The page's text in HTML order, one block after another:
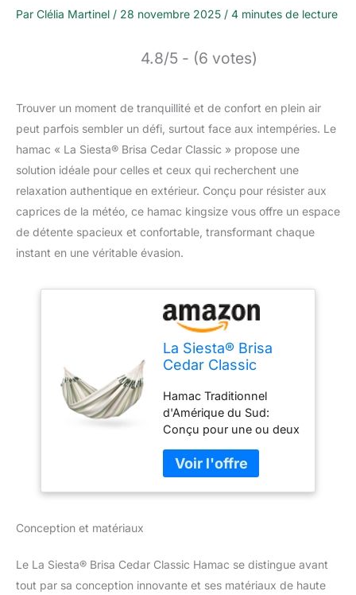
Par Clélia Martinel / 28 novembre 2025 / 4 minutes de lecture
4.8/5 - (6 votes)
Trouver un moment de tranquillité et de confort en plein air
peut parfois sembler un défi, surtout face aux intempéries. Le
hamac « La Siesta® Brisa Cedar Classic » propose une
solution idéale pour celles et ceux qui recherchent une
relaxation authentique en extérieur. Conçu pour résister aux
caprices de la météo, ce hamac kingsize vous offre un espace
de détente spacieux et confortable, transformant chaque
instant en une véritable évasion.
La Siesta® Brisa
Cedar Classic
Plein Air Résistant
aux Intempéries
pour Hamac
Kingsize, Relaxation
Authentique et
Confortable
Hamac Traditionnel
d'Amérique du Sud:
Conçu pour une ou deux
largeur de toile de 180
cm. Pour une expérience
hamac parfaite, nous
Brisa Kingsize mesure
180 cm de largeur et 260
Conception et matériaux
Le La Siesta® Brisa Cedar Classic Hamac se distingue avant
tout par sa conception innovante et ses matériaux de haute